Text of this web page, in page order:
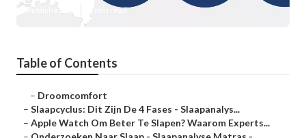
Published en 6 min read
Table of Contents
– Droomcomfort
– Slaapcyclus: Dit Zijn De 4 Fases - Slaapanalys...
– Apple Watch Om Beter Te Slapen? Waarom Experts...